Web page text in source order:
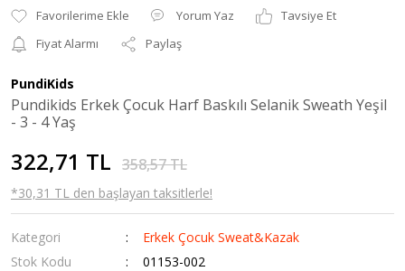
Yorum Yaz
Tavsiye Et
Fiyat Alarmı
Paylaş
PundiKids
Pundikids Erkek Çocuk Harf Baskılı Selanik Sweath Yeşil
- 3 - 4 Yaş
322,71 TL 358,57 TL
*30,31 TL den başlayan taksitlerle!
Kategori
Erkek Çocuk Sweat&Kazak
Stok Kodu
01153-002